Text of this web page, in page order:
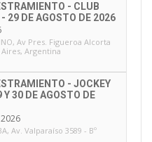
- CLUB
29 DE AGOSTO DE 2026
, Av Pres. Figueroa Alcorta
Aires, Argentina
- JOCKEY
30 DE AGOSTO DE
2026
, Av. Valparaíso 3589 - Bº